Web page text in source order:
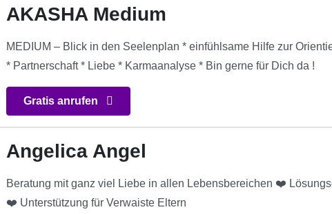
AKASHA Medium
MEDIUM – Blick in den Seelenplan * einfühlsame Hilfe zur
* Partnerschaft * Liebe * Karmaanalyse * Bin gerne für Dich da !
Gratis anrufen
Angelica Angel
Beratung mit ganz viel Liebe in allen Lebensbereichen ❤️
❤️ Unterstützung für Verwaiste Eltern